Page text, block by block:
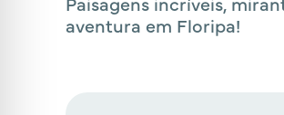
aventura em Floripa!